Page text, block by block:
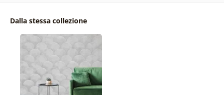
Dalla stessa collezione